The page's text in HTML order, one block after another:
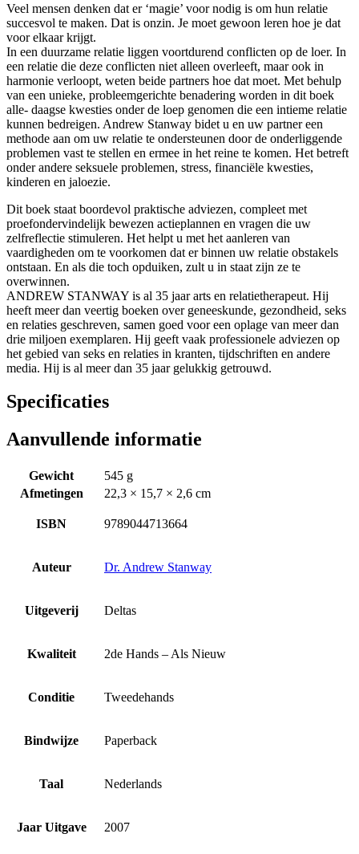
Veel mensen denken dat er ‘magie’ voor nodig is om hun relatie
succesvol te maken. Dat is onzin. Je moet gewoon leren hoe je dat
voor elkaar krijgt.
In een duurzame relatie liggen voortdurend conflicten op de loer. In
een relatie die deze conflicten niet alleen overleeft, maar ook in
harmonie verloopt, weten beide partners hoe dat moet. Met behulp
van een unieke, probleemgerichte benadering worden in dit boek
alle- daagse kwesties onder de loep genomen die een intieme relatie
kunnen bedreigen. Andrew Stanway bidet u en uw partner een
methode aan om uw relatie te ondersteunen door de onderliggende
problemen vast te stellen en ermee in het reine te komen. Het betreft
onder andere seksuele problemen, stress, financiële kwesties,
kinderen en jaloezie.
Dit boek staat boordevol praktische adviezen, compleet met
proefondervindelijk bewezen actieplannen en vragen die uw
zelfreflectie stimuleren. Het helpt u met het aanleren van
vaardigheden om te voorkomen dat er binnen uw relatie obstakels
ontstaan. En als die toch opduiken, zult u in staat zijn ze te
overwinnen.
ANDREW STANWAY is al 35 jaar arts en relatietherapeut. Hij
heeft meer dan veertig boeken over geneeskunde, gezondheid, seks
en relaties geschreven, samen goed voor een oplage van meer dan
drie miljoen exemplaren. Hij geeft vaak professionele adviezen op
het gebied van seks en relaties in kranten, tijdschriften en andere
media. Hij is al meer dan 35 jaar gelukkig getrouwd.
Specificaties
Aanvullende informatie
Gewicht
545 g
Afmetingen
22,3 × 15,7 × 2,6 cm
ISBN 9789044713664
Auteur Dr. Andrew Stanway
Uitgeverij Deltas
Kwaliteit 2de Hands – Als Nieuw
Conditie Tweedehands
Bindwijze Paperback
Taal Nederlands
Jaar Uitgave 2007